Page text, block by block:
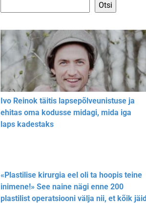
Otsi
Ivo Reinok täitis lapsepõlveunistuse ja
ehitas oma kodusse midagi, mida iga
laps kadestaks
«Plastilise kirurgia eel oli ta hoopis teine
inimene!» See naine nägi enne 200
plastilist operatsiooni välja nii, et kõik jäid